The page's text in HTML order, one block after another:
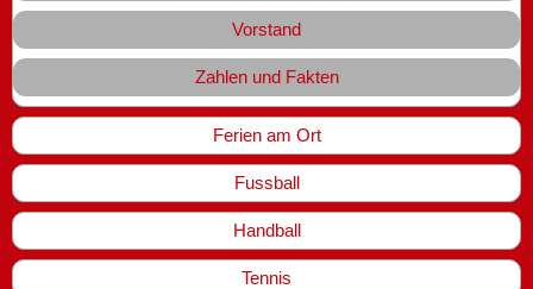
Vorstand
Zahlen und Fakten
Ferien am Ort
Fussball
Handball
Tennis